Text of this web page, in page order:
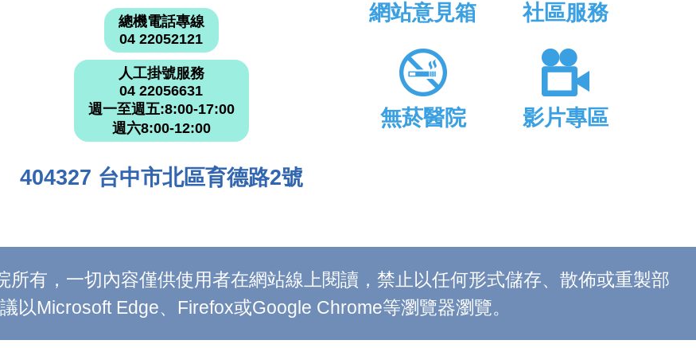
總機電話專線
04 22052121
人工掛號服務
04 22056631
週一至週五:8:00-17:00
週六8:00-12:00
404327 台中市北區育德路2號
網站意見箱 社區服務
無菸醫院 影片專區
有，一切內容僅供使用者在網站線上閱讀，禁止以任何形式儲存、散佈或重製部
以Microsoft Edge、Firefox或Google Chrome等瀏覽器瀏覽。